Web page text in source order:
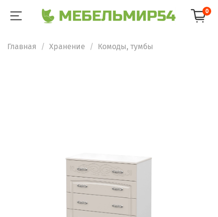
0
Главная Хранение Комоды, тумбы